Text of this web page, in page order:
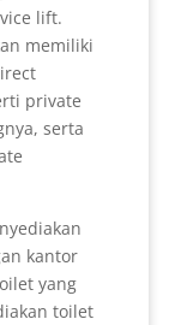
lift.
memiliki
private
serta
kantor
yang
toilet